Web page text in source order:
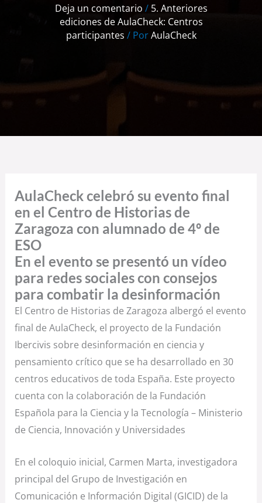
Deja un comentario / 5. Anteriores
ediciones de AulaCheck: Centros
participantes / PorAulaCheck
AulaCheck celebró su evento final
en el Centro de Historias de
Zaragoza con alumnado de 4º de
ESO
En el evento se presentó un vídeo
para redes sociales con consejos
para combatir la desinformación
El Centro de Historias de Zaragoza albergó el evento
final de AulaCheck, el proyecto de la Fundación
Ibercivis sobre desinformación en ciencia y
pensamiento crítico que se ha desarrollado en 30
centros educativos de toda España. Este proyecto
cuenta con la colaboración de la Fundación
Española para la Ciencia y la Tecnología – Ministerio
de Ciencia, Innovación y Universidades
En el coloquio inicial, Carmen Marta, investigadora
principal del Grupo de Investigación en
Comunicación e Información Digital (GICID) de la